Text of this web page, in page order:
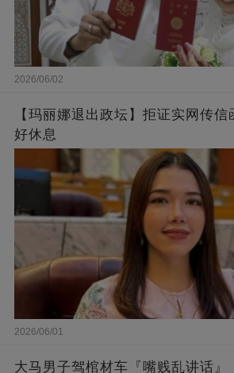
2026/06/02
【玛丽娜退出政坛】拒证实网传
好休息
2026/06/01
大马男子驾棺材车『嘴贱乱讲话』